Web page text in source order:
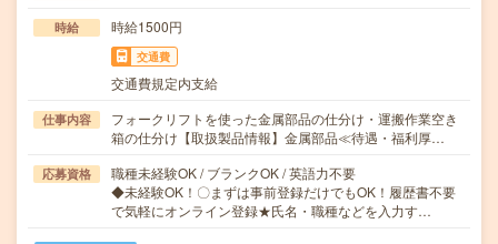
時給 時給1500円
交通費
交通費規定内支給
仕事内容
フォークリフトを使った金属部品の仕分け・運搬作業空き
箱の仕分け【取扱製品情報】金属部品≪待遇・福利厚…
応募資格
職種未経験OK / ブランクOK / 英語力不要
◆未経験OK！〇まずは事前登録だけでもOK！履歴書不要
で気軽にオンライン登録★氏名・職種などを入力す…